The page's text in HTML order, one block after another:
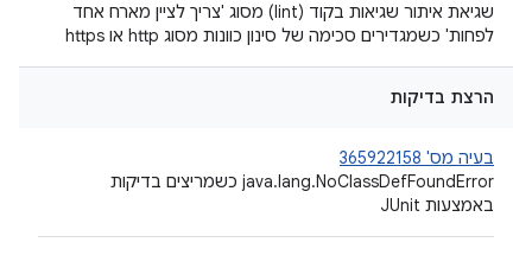
שגיאת איתור שגיאות בקוד (lint) מסוג 'צריך לציין מארח אחד
לפחות' כשמגדירים סכימה של סינון כוונות מסוג http או https
הרצת בדיקות
בעיה מס' 365922158
java.lang.NoClassDefFoundError כשמריצים בדיקות
באמצעות JUnit